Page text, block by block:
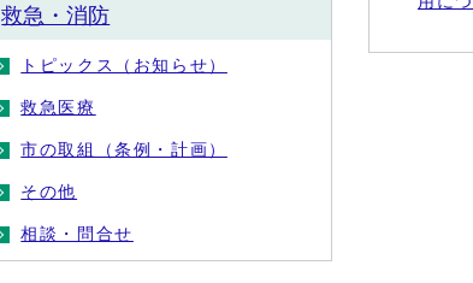
救急・消防
トピックス（お知らせ）
救急医療
市の取組（条例・計画）
その他
相談・問合せ